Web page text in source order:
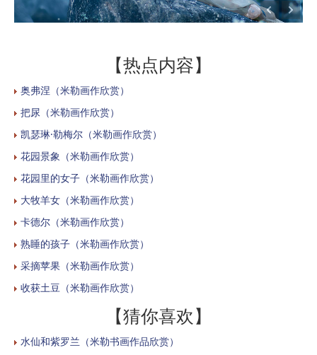
【热点内容】
奥弗涅（米勒画作欣赏）
把尿（米勒画作欣赏）
凯瑟琳·勒梅尔（米勒画作欣赏）
花园景象（米勒画作欣赏）
花园里的女子（米勒画作欣赏）
大牧羊女（米勒画作欣赏）
卡德尔（米勒画作欣赏）
熟睡的孩子（米勒画作欣赏）
采摘苹果（米勒画作欣赏）
收获土豆（米勒画作欣赏）
【猜你喜欢】
水仙和紫罗兰（米勒书画作品欣赏）